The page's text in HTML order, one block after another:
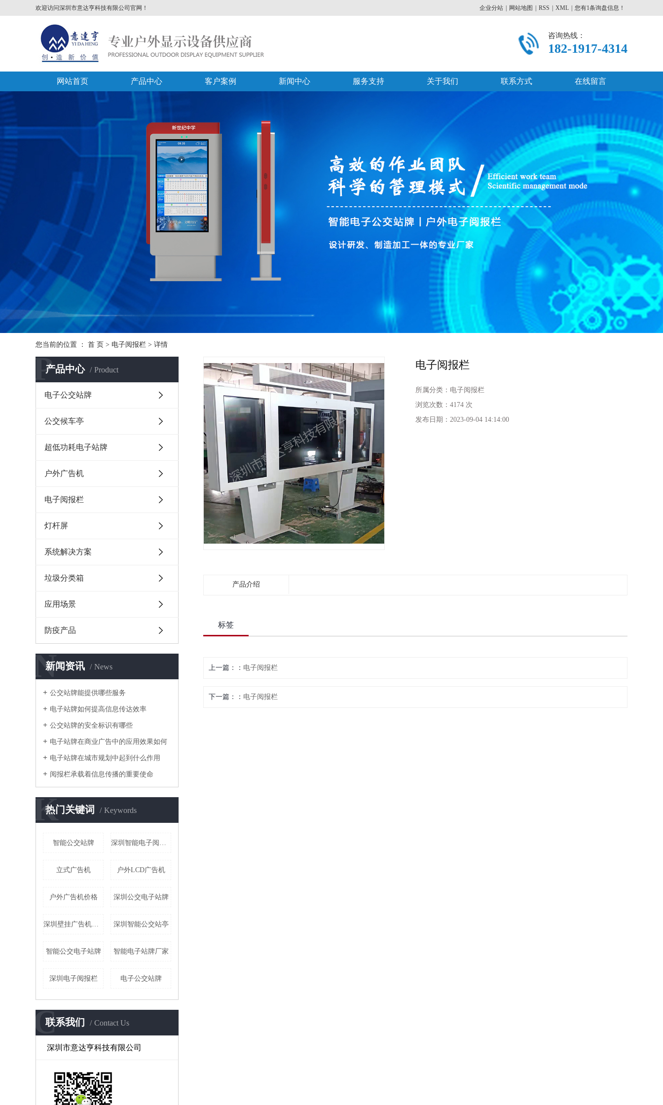
欢迎访问深圳市意达亨科技有限公司官网！ 企业分站 网站地图 RSS XML 您有1条询盘信息！
咨询热线：
182-1917-4314
网站首页 产品中心 客户案例 新闻中心 服务支持 关于我们 联系方式 在线留言
您当前的位置 ： 首 页 > 电子阅报栏 > 详情
产品中心 Product
P
电子公交站牌
公交候车亭
超低功耗电子站牌
户外广告机
电子阅报栏
灯杆屏
系统解决方案
垃圾分类箱
应用场景
防疫产品
新闻资讯 News
N
公交站牌能提供哪些服务
电子站牌如何提高信息传达效率
公交站牌的安全标识有哪些
电子站牌在商业广告中的应用效果如何
电子站牌在城市规划中起到什么作用
阅报栏承载着信息传播的重要使命
热门关键词 Keywords
K
智能公交站牌 深圳智能电子阅报栏
立式广告机 户外LCD广告机
户外广告机价格 深圳公交电子站牌
深圳壁挂广告机厂家 深圳智能公交站亭
智能公交电子站牌 智能电子站牌厂家
深圳电子阅报栏 电子公交站牌
联系我们 Contact Us
C
深圳市意达亨科技有限公司
电子阅报栏
所属分类： 电子阅报栏
浏览次数： 4174 次
发布日期： 2023-09-04 14:14:00
产品介绍
标签
上一篇： 电子阅报栏
下一篇： 电子阅报栏